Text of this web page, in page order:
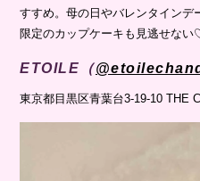
すすめ。母の日やバレンタインデ
限定のカップケーキも見逃せない
ETOILE（
東京都目黒区青葉台3-19-10 THE